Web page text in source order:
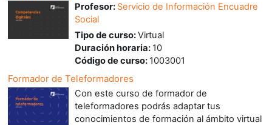
Profesor: Servicio de Información Encuadre
Social
Tipo de curso:Virtual
Duración horaria: 10
Código de curso: 1003001
Formador de Teleformadores
Con este curso de formador de
teleformadores podrás adaptar tus
conocimientos de formación al ámbito virtual